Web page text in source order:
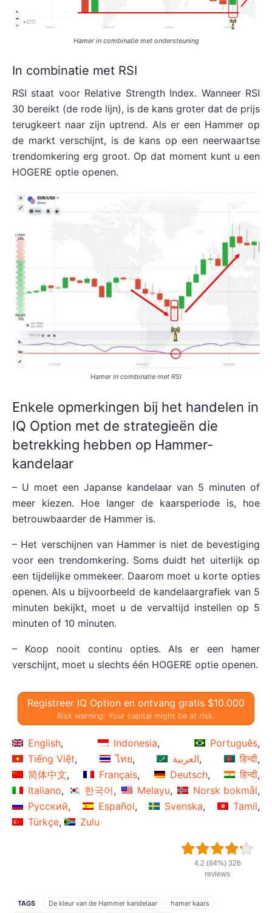
Hamer in combinatie met ondersteuning
In combinatie met RSI
RSI staat voor Relative Strength Index. Wanneer RSI
30 bereikt (de rode lijn), is de kans groter dat de prijs
terugkeert naar zijn uptrend. Als er een Hammer op
de markt verschijnt, is de kans op een neerwaartse
trendomkering erg groot. Op dat moment kunt u een
HOGERE optie openen.
Hamer in combinatie met RSI
Enkele opmerkingen bij het handelen in
IQ Option met de strategieën die
betrekking hebben op Hammer-
kandelaar
– U moet een Japanse kandelaar van 5 minuten of
meer kiezen. Hoe langer de kaarsperiode is, hoe
betrouwbaarder de Hammer is.
– Het verschijnen van Hammer is niet de bevestiging
voor een trendomkering. Soms duidt het uiterlijk op
een tijdelijke ommekeer. Daarom moet u korte opties
openen. Als u bijvoorbeeld de kandelaargrafiek van 5
minuten bekijkt, moet u de vervaltijd instellen op 5
minuten of 10 minuten.
– Koop nooit continu opties. Als er een hamer
verschijnt, moet u slechts één HOGERE optie openen.
Registreer IQ Option en ontvang gratis $10.000
Risk warning: Your capital might be at risk.
English Indonesia
Português
Tiếng Việt
ไทย العربية
हिन्दी
简体中文
Français Deutsch
हिन्दी
Italiano
한국어 Melayu
Norsk bokmål
Русский
Español Svenska
Tamil
Türkçe
Zulu
4.2 (84%) 326
reviews
TAGS De kleur van de Hammer kandelaar
hamer kaars